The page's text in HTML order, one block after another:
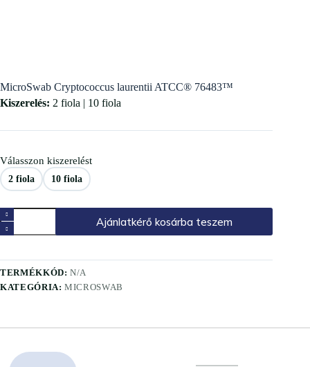
MicroSwab Cryptococcus laurentii ATCC® 76483™
Kiszerelés: 2 fiola | 10 fiola
Válasszon kiszerelést
2 fiola 10 fiola
Ajánlatkérő kosárba teszem
TERMÉKKÓD:N/A
KATEGÓRIA:MICROSWAB